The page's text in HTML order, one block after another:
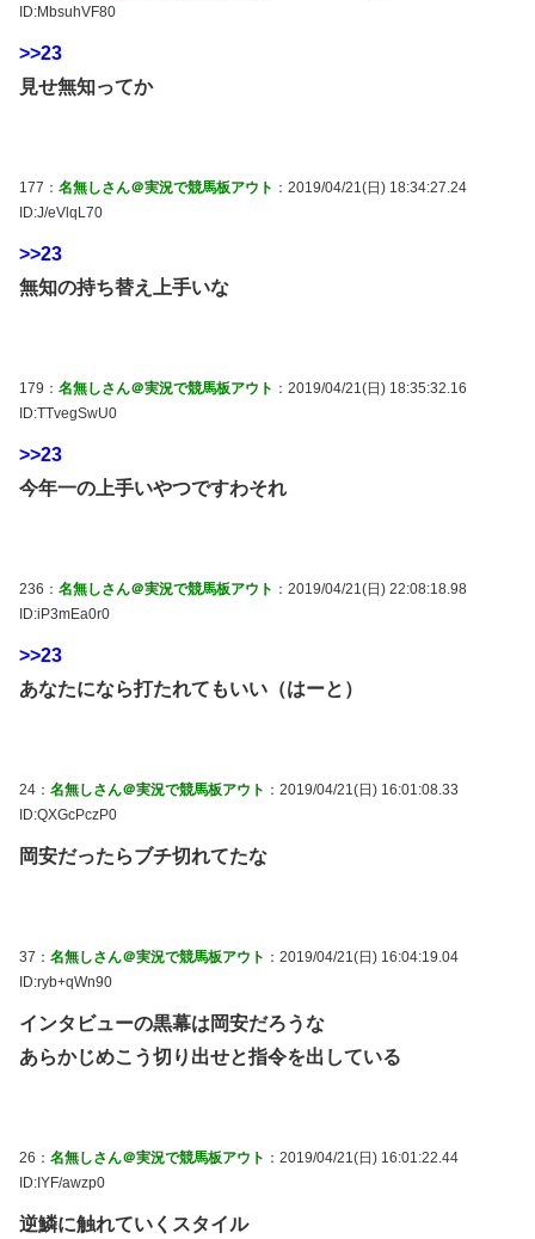
ID:MbsuhVF80
>>23
見せ無知ってか
177： 名無しさん＠実況で競馬板アウト ：2019/04/21(日) 18:34:27.24
ID:J/eVlqL70
>>23
無知の持ち替え上手いな
179： 名無しさん＠実況で競馬板アウト ：2019/04/21(日) 18:35:32.16
ID:TTvegSwU0
>>23
今年一の上手いやつですわそれ
236： 名無しさん＠実況で競馬板アウト ：2019/04/21(日) 22:08:18.98
ID:iP3mEa0r0
>>23
あなたになら打たれてもいい（はーと）
24： 名無しさん＠実況で競馬板アウト ：2019/04/21(日) 16:01:08.33
ID:QXGcPczP0
岡安だったらブチ切れてたな
37： 名無しさん＠実況で競馬板アウト ：2019/04/21(日) 16:04:19.04
ID:ryb+qWn90
インタビューの黒幕は岡安だろうな
あらかじめこう切り出せと指令を出している
26： 名無しさん＠実況で競馬板アウト ：2019/04/21(日) 16:01:22.44
ID:IYF/awzp0
逆鱗に触れていくスタイル